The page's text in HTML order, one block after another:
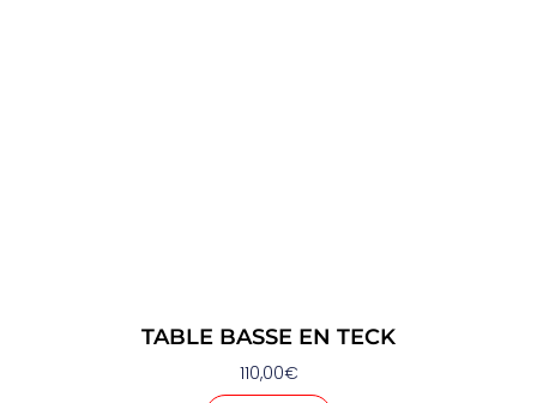
TABLE BASSE EN TECK
110,00€